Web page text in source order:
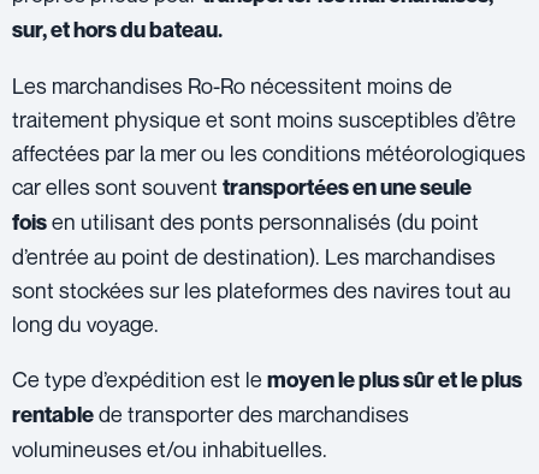
sur, et hors du bateau.
Les marchandises Ro-Ro nécessitent moins de
traitement physique et sont moins susceptibles d’être
affectées par la mer ou les conditions météorologiques
car elles sont souvent transportées en une seule
foisen utilisant des ponts personnalisés (du point
d’entrée au point de destination). Les marchandises
sont stockées sur les plateformes des navires tout au
long du voyage.
Ce type d’expédition est le moyen le plus sûr et le plus
rentablede transporter des marchandises
volumineuses et/ou inhabituelles.